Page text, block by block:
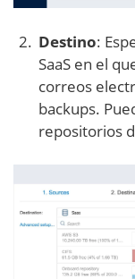
Destino:
SaaS en el
correos
backups.
repositorios